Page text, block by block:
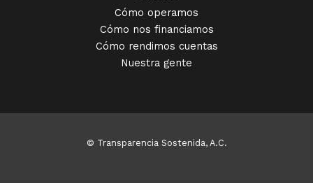
Cómo operamos
Cómo nos financiamos
Cómo rendimos cuentas
Nuestra gente
© Transparencia Sostenida, A.C.